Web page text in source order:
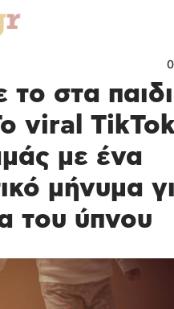
το στα
viral
με ένα
μήνυμα
του ύπνου